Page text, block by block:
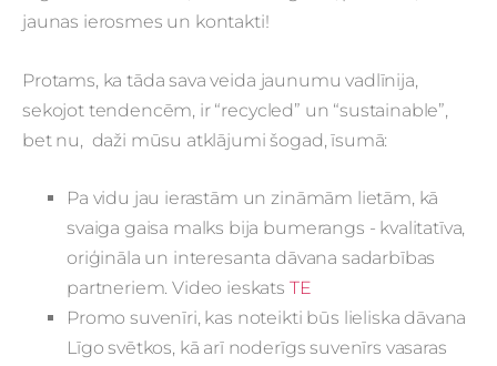
jaunas ierosmes un kontakti!
Protams, ka tāda sava veida jaunumu vadlīnija,
sekojot tendencēm, ir “recycled” un “sustainable”,
bet nu, daži mūsu atklājumi šogad, īsumā:
Pa vidu jau ierastām un zināmām lietām, kā
svaiga gaisa malks bija bumerangs - kvalitatīva,
oriģināla un interesanta dāvana sadarbības
partneriem. Video ieskats TE
Promo suvenīri, kas noteikti būs lieliska dāvana
Līgo svētkos, kā arī noderīgs suvenīrs vasaras